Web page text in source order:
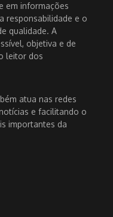
em informações
responsabilidade e o
qualidade. A
objetiva e de
leitor dos
atua nas redes
e facilitando o
importantes da